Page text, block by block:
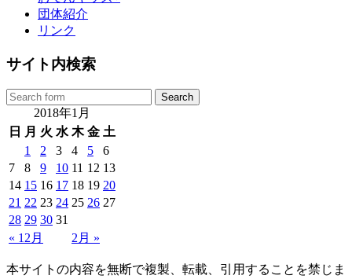
団体紹介
リンク
サイト内検索
2018年1月
日 月 火 水 木 金 土
« 12月 2月 »
1 2 3 4 5
6
7
8 9 10 11 12 13
14 15 16 17 18 19 20
21 22 23 24 25 26 27
28 29 30 31
本サイトの内容を無断で複製、転載、引用することを禁じま